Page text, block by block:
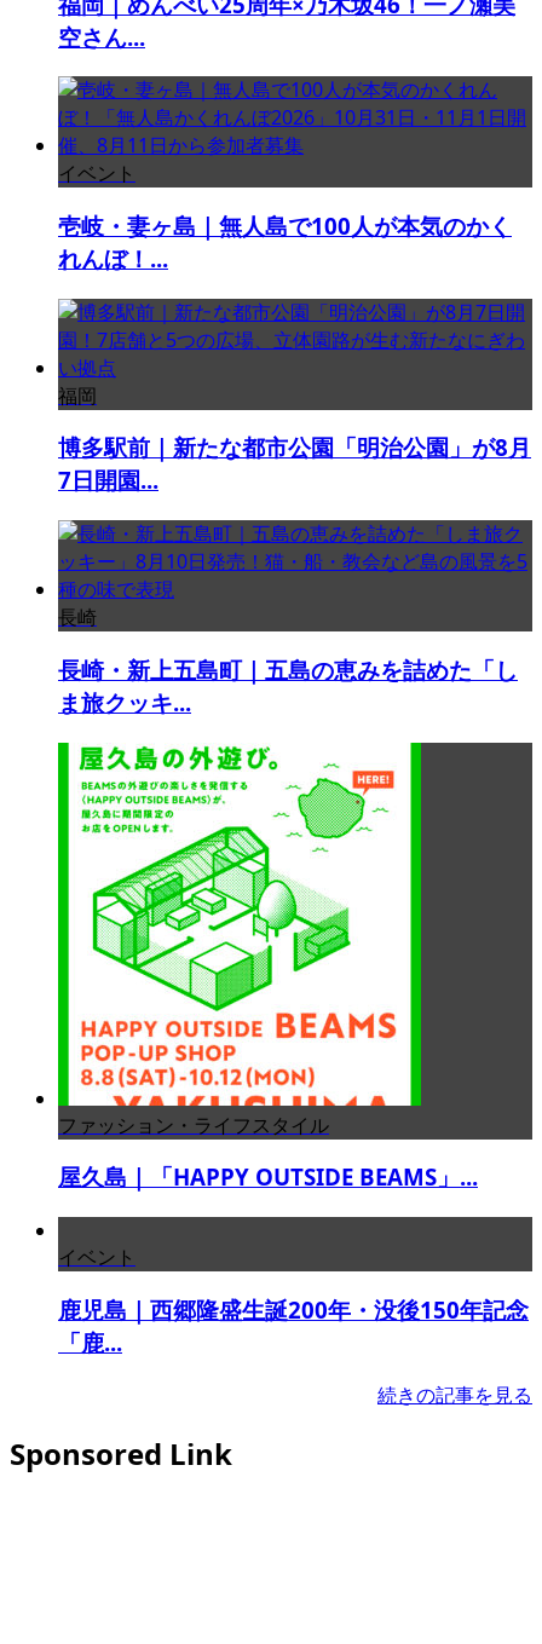
空さん...
イベント
壱岐・妻ヶ島｜無人島で100人が本気のかく
れんぼ！...
福岡
博多駅前｜新たな都市公園「明治公園」が8月
7日開園...
長崎
長崎・新上五島町｜五島の恵みを詰めた「し
ま旅クッキ...
ファッション・ライフスタイル
屋久島｜「HAPPY OUTSIDE BEAMS」...
イベント
鹿児島｜西郷隆盛生誕200年・没後150年記念
「鹿...
続きの記事を見る
Sponsored Link